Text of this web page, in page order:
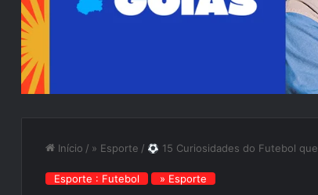
Início / » Esporte / 15 Curiosidades do Futebol
Esporte : Futebol » Esporte